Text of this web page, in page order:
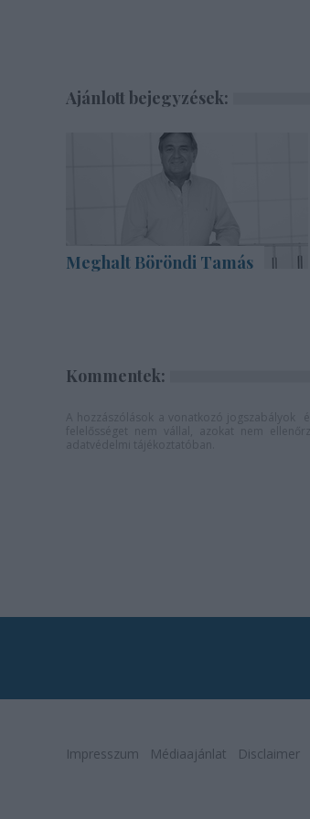
Ajánlott bejegyzések:
Meghalt Böröndi Tamás
Kommentek:
Impresszum Médiaajánlat Disclaimer